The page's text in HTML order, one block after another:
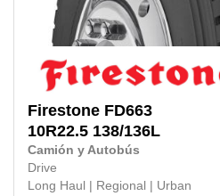
Firestone FD663
10R22.5 138/136L
Camión y Autobús
Drive
Long Haul
Regional Urban